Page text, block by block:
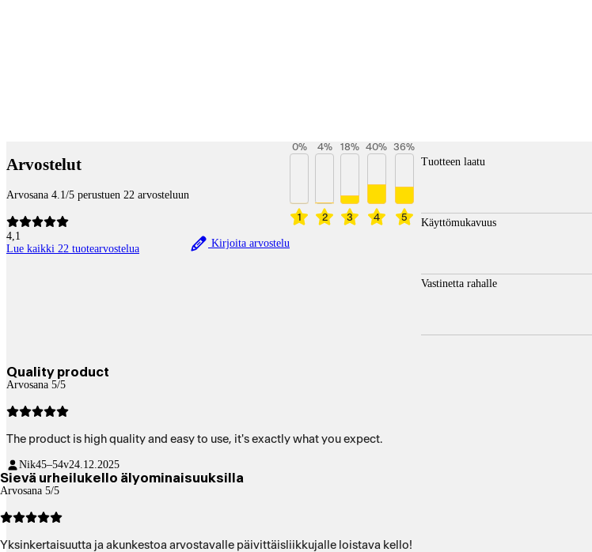
Arvostelut
Arvosana 4.1/5 perustuen 22 arvosteluun
4,1
Lue kaikki 22 tuotearvostelua
Kirjoita arvostelu
1
0%
2
4%
3
18%
4
40%
5
36%
Tuotteen laatu
Käyttömukavuus
Vastinetta rahalle
Quality product
Arvosana 5/5
The product is high quality and easy to use, it's exactly what you expect.
Nik45–54v24.12.2025
Sievä urheilukello älyominaisuuksilla
Arvosana 5/5
Yksinkertaisuutta ja akunkestoa arvostavalle päivittäisliikkujalle loistava kello!